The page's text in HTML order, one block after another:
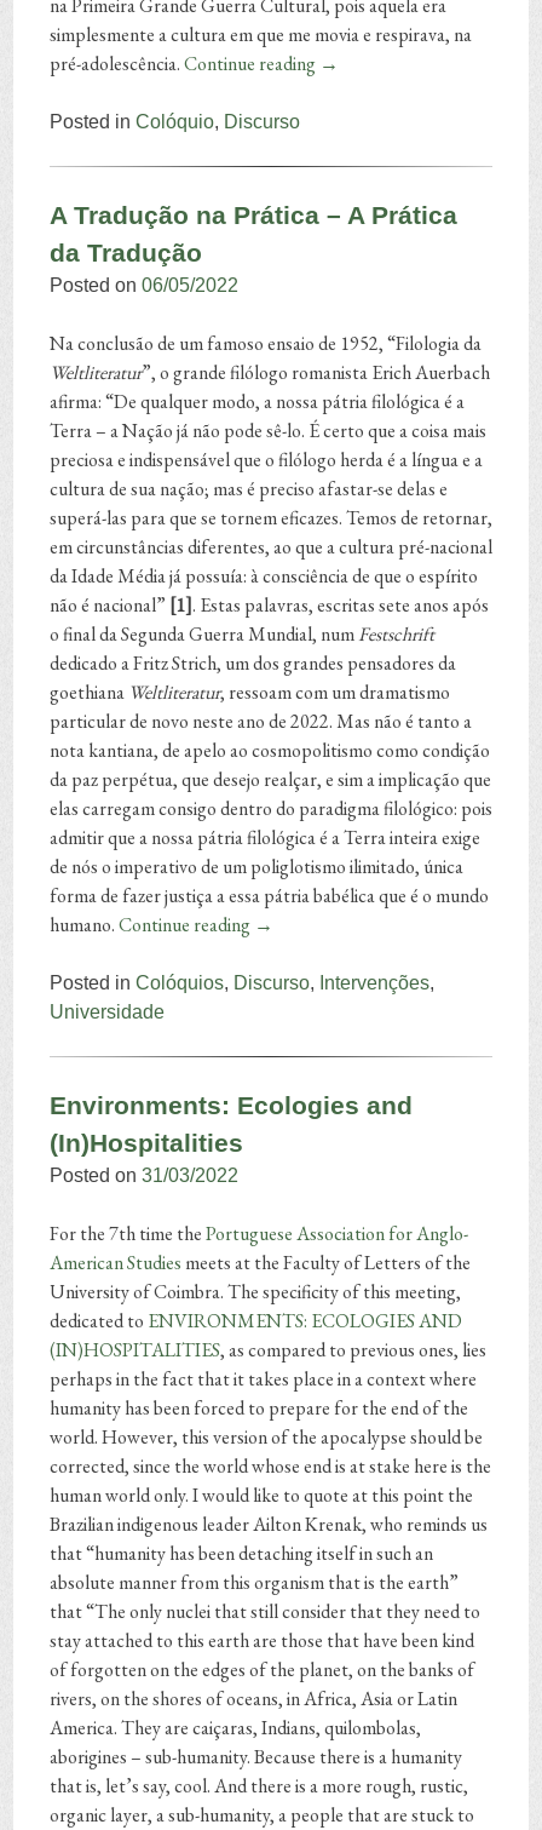
na Primeira Grande Guerra Cultural, pois aquela era
simplesmente a cultura em que me movia e respirava, na
pré-adolescência.Continue reading →
Posted inColóquio, Discurso
A Tradução na Prática – A Prática
da Tradução
Posted on06/05/2022
Na conclusão de um famoso ensaio de 1952, “Filologia da
Weltliteratur”, o grande filólogo romanista Erich Auerbach
afirma: “De qualquer modo, a nossa pátria filológica é a
Terra – a Nação já não pode sê-lo. É certo que a coisa mais
preciosa e indispensável que o filólogo herda é a língua e a
cultura de sua nação; mas é preciso afastar-se delas e
superá-las para que se tornem eficazes. Temos de retornar,
em circunstâncias diferentes, ao que a cultura pré-nacional
da Idade Média já possuía: à consciência de que o espírito
não é nacional” [1]. Estas palavras, escritas sete anos após
o final da Segunda Guerra Mundial, numFestschrift
dedicado a Fritz Strich, um dos grandes pensadores da
goethiana Weltliteratur, ressoam com um dramatismo
particular de novo neste ano de 2022. Mas não é tanto a
nota kantiana, de apelo ao cosmopolitismo como condição
da paz perpétua, que desejo realçar, e sim a implicação que
elas carregam consigo dentro do paradigma filológico: pois
admitir que a nossa pátria filológica é a Terra inteira exige
de nós o imperativo de um poliglotismo ilimitado, única
forma de fazer justiça a essa pátria babélica que é o mundo
humano.Continue reading →
Posted inColóquios, Discurso, Intervenções,
Universidade
Environments: Ecologies and
(In)Hospitalities
Posted on31/03/2022
For the 7th time thePortuguese Association for Anglo-
American Studies meets at the Faculty of Letters of the
University of Coimbra. The specificity of this meeting,
dedicated to ENVIRONMENTS: ECOLOGIES AND
(IN)HOSPITALITIES, as compared to previous ones, lies
perhaps in the fact that it takes place in a context where
humanity has been forced to prepare for the end of the
world. However, this version of the apocalypse should be
corrected, since the world whose end is at stake here is the
human world only. I would like to quote at this point the
Brazilian indigenous leader Ailton Krenak, who reminds us
that “humanity has been detaching itself in such an
absolute manner from this organism that is the earth”
that “The only nuclei that still consider that they need to
stay attached to this earth are those that have been kind
of forgotten on the edges of the planet, on the banks of
rivers, on the shores of oceans, in Africa, Asia or Latin
America. They are caiçaras, Indians, quilombolas,
aborigines – sub-humanity. Because there is a humanity
that is, let’s say, cool. And there is a more rough, rustic,
organic layer, a sub-humanity, a people that are stuck to